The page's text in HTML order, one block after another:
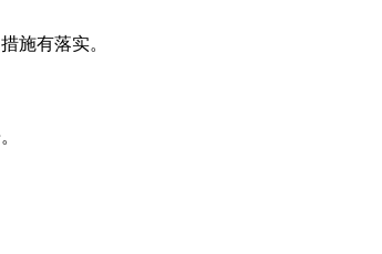
施有落实。